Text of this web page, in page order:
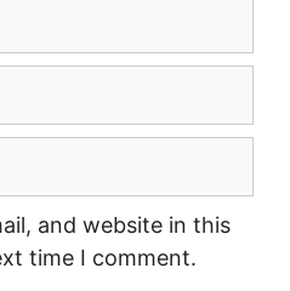
and website in this
time I comment.